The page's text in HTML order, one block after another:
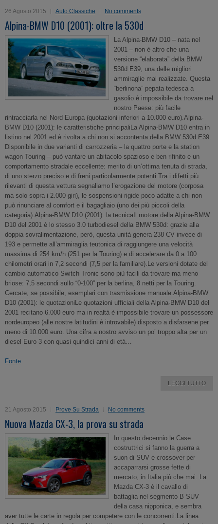
26 Agosto 2015 Auto Classiche No comments
Alpina-BMW D10 (2001): oltre la 530d
La Alpina-BMW D10 – nata nel
2001 – non è altro che una
versione “elaborata” della BMW
530d E39, una delle migliori
ammiraglie mai realizzate. Questa
“berlinona” pepata tedesca a
gasolio è impossibile da trovare nel
nostro Paese: più facile
rintracciarla nel Nord Europa (quotazioni inferiori a 10.000 euro).Alpina-
BMW D10 (2001): le caratteristiche principaliLa Alpina-BMW D10 entra in
listino nel 2001 ed è rivolta a chi non si accontenta della BMW 530d E39.
Disponibile in due varianti di carrozzeria – la quattro porte e la station
wagon Touring – può vantare un abitacolo spazioso e ben rifinito e un
comportamento stradale eccellente: merito di un’ottima tenuta di strada,
di uno sterzo preciso e di freni particolarmente potenti.Tra i difetti più
rilevanti di questa vettura segnaliamo l’erogazione del motore (corposa
ma solo sopra i 2.000 giri), le sospensioni rigide poco adatte a chi non
può rinunciare al comfort e il bagagliaio (uno dei più piccoli della
categoria).Alpina-BMW D10 (2001): la tecnicaIl motore della Alpina-BMW
D10 del 2001 è lo stesso 3.0 turbodiesel della BMW 530d: grazie alla
doppia sovralimentazione, però, questa unità genera 238 CV invece di
193 e permette all’ammiraglia teutonica di raggiungere una velocità
massima di 254 km/h (251 per la Touring) e di accelerare da 0 a 100
chilometri orari in 7,2 secondi (7,5 per la familiare).Le versioni dotate del
cambio automatico Switch Tronic sono più facili da trovare ma meno
briose: 7,5 secondi sullo “0-100” per la berlina, 8 netti per la Touring.
Cercate, se possibile, esemplari con trasmissione manuale.Alpina-BMW
D10 (2001): le quotazioniLe quotazioni ufficiali della Alpina-BMW D10 del
2001 recitano 6.000 euro ma in realtà è impossibile trovare un possessore
nordeuropeo (alle nostre latitudini è introvabile) disposto a disfarsene per
meno di 10.000 euro. Una cifra a nostro avviso un po’ troppo alta per un
diesel Euro 3 con quasi quindici anni di età…
Fonte
LEGGI TUTTO
21 Agosto 2015 Prove Su Strada No comments
Nuova Mazda CX-3, la prova su strada
In questo decennio le Case
costruttrici si fanno la guerra a
suon di SUV e crossover per
accaparrarsi grosse fette di
mercato, in Italia più che mai. La
Mazda CX-3 è il cavallo di
battaglia nel segmento B-SUV
della casa nipponica, e sembra
aver tutte le carte in regola per competere con le concorrenti.La linea